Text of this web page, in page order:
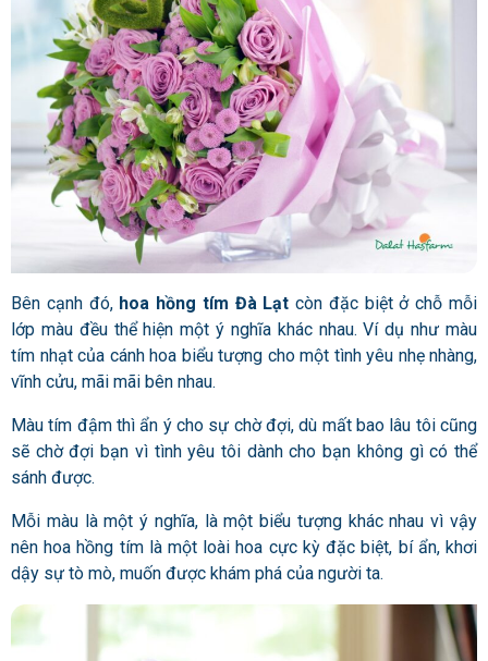
Bên cạnh đó, hoa hồng tím Đà Lạt còn đặc biệt ở chỗ mỗi
lớp màu đều thể hiện một ý nghĩa khác nhau. Ví dụ như màu
tím nhạt của cánh hoa biểu tượng cho một tình yêu nhẹ nhàng,
vĩnh cửu, mãi mãi bên nhau.
Màu tím đậm thì ẩn ý cho sự chờ đợi, dù mất bao lâu tôi cũng
sẽ chờ đợi bạn vì tình yêu tôi dành cho bạn không gì có thể
sánh được.
Mỗi màu là một ý nghĩa, là một biểu tượng khác nhau vì vậy
nên hoa hồng tím là một loài hoa cực kỳ đặc biệt, bí ẩn, khơi
dậy sự tò mò, muốn được khám phá của người ta.